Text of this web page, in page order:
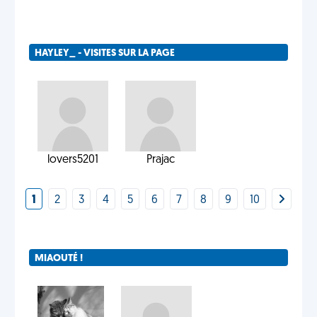
HAYLEY_ - VISITES SUR LA PAGE
lovers5201 Prajac
1 2 3 4 5 6 7 8 9 10
MIAOUTÉ !